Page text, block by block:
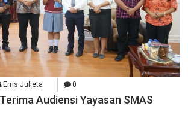
Erris Julieta 0
Audiensi Yayasan SMAS